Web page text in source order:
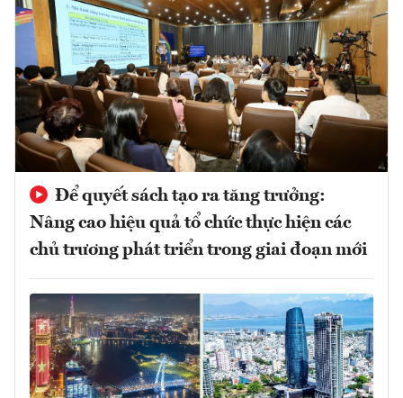
Để quyết sách tạo ra tăng trưởng:
Nâng cao hiệu quả tổ chức thực hiện các
chủ trương phát triển trong giai đoạn mới